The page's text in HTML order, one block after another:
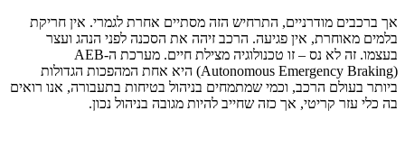
אך ברכבים מודרניים, התרחיש הזה מסתיים אחרת לגמרי. אין חריקת
בלמים מאוחרת, אין פגיעה. הרכב זיהה את הסכנה לפני הנהג ועצר
בעצמו. זה לא נס – זו טכנולוגיה מצילת חיים. מערכת ה-AEB
(Autonomous Emergency Braking) היא אחת המהפכות הגדולות
ביותר בעולם הרכב, וכמי שמתמחים בניהול בטיחות בתעבורה, אנו רואים
בה כלי עזר קריטי, אך כזה שחייב להיות מגובה בניהול נכון.